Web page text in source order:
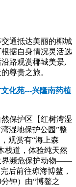
通抵达美丽的椰城
据自身情况灵活选
路观赏椰城美景,
尊贵之旅。
化苑---兴隆南药植
保护区【红树湾湿
湿地保护公园”整
观赏有“海上森
栈道，体验纯天然
界濒危保护动物——
后前往琼海博鳌，
钟）由“博鳌之